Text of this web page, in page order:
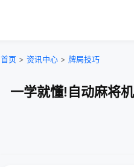
首页 > 资讯中心 > 牌局技巧
一学就懂!自动麻将